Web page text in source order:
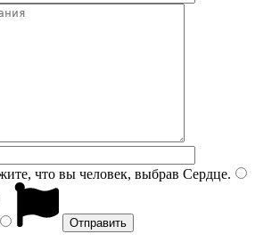
что вы человек, выбрав Сердце.